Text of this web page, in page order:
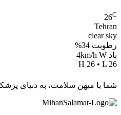
26C
Tehran
clear sky
رطوبت 34%
باد 4km/h W
H 26 • L 26
شما با میهن سلامت، به دنیای